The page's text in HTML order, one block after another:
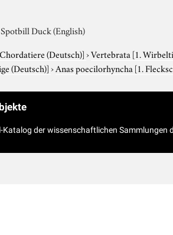
Duck (English)
(Deutsch)]›Vertebrata [1.
(Deutsch)]›Anas poecilorhyncha [1.
Katalog der wissenschaftlichen Sammlungen